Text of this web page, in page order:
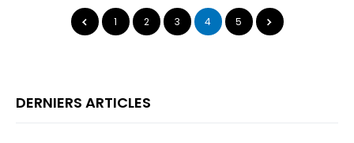
1 2 3 4 5
DERNIERS ARTICLES